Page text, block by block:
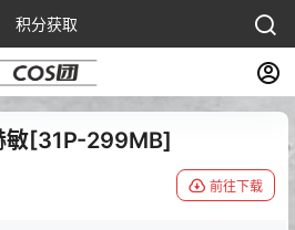
积分获取
敏[31P-299MB]
前往下载